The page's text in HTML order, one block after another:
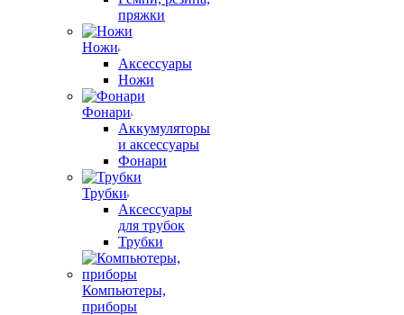
пряжки
Ножи
Аксессуары
Ножи
Фонари
Аккумуляторы
и аксессуары
Фонари
Трубки
Аксессуары
для трубок
Трубки
Компьютеры,
приборы